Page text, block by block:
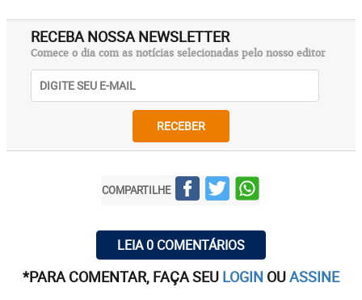
RECEBA NOSSA NEWSLETTER
Comece o dia com as notícias selecionadas pelo nosso editor
RECEBER
COMPARTILHE
LEIA 0 COMENTÁRIOS
*PARA COMENTAR, FAÇA SEU LOGIN OUASSINE